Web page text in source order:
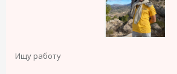
Ищу работу